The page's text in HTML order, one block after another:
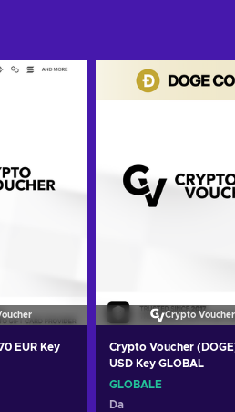
EUR Key
Crypto Voucher
Crypto Voucher
USD Key GLOBAL
GLOBALE
Da